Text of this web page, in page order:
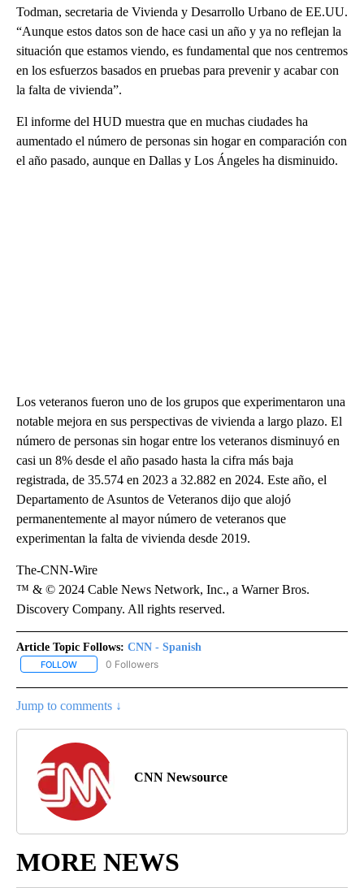
Todman, secretaria de Vivienda y Desarrollo Urbano de EE.UU.
“Aunque estos datos son de hace casi un año y ya no reflejan la
situación que estamos viendo, es fundamental que nos centremos
en los esfuerzos basados en pruebas para prevenir y acabar con
la falta de vivienda”.
El informe del HUD muestra que en muchas ciudades ha
aumentado el número de personas sin hogar en comparación con
el año pasado, aunque en Dallas y Los Ángeles ha disminuido.
Los veteranos fueron uno de los grupos que experimentaron una
notable mejora en sus perspectivas de vivienda a largo plazo. El
número de personas sin hogar entre los veteranos disminuyó en
casi un 8% desde el año pasado hasta la cifra más baja
registrada, de 35.574 en 2023 a 32.882 en 2024. Este año, el
Departamento de Asuntos de Veteranos dijo que alojó
permanentemente al mayor número de veteranos que
experimentan la falta de vivienda desde 2019.
The-CNN-Wire
™ & © 2024 Cable News Network, Inc., a Warner Bros.
Discovery Company. All rights reserved.
Article Topic Follows: CNN - Spanish
FOLLOW FOLLOW "CNN - SPANISH" TO RECEIVE NOTIFICATIONS ABOUT
0 Followers
Jump to comments ↓
CNN Newsource
MORE NEWS